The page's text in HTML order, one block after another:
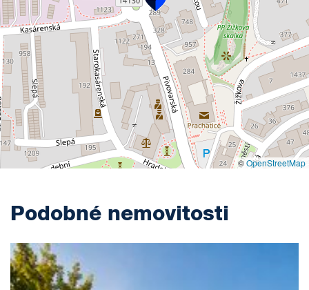
©OpenStreetMap
Podobné nemovitosti